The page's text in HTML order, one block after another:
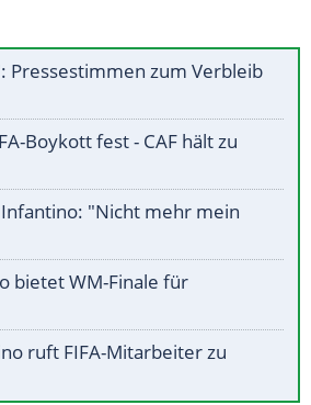
Pressestimmen zum Verbleib
Boykott fest - CAF hält zu
"Nicht mehr mein
bietet WM-Finale für
ruft FIFA-Mitarbeiter zu